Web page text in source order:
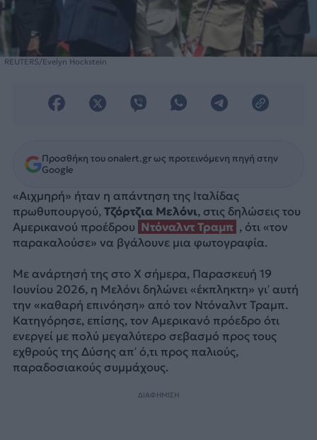
REUTERS/Evelyn Hockstein
Προσθήκη του onalert.gr ως προτεινόμενη πηγή στην
Google
«Αιχμηρή» ήταν η απάντηση της Ιταλίδας
πρωθυπουργού, Τζόρτζια Μελόνι, στις δηλώσεις του
Αμερικανού προέδρου Ντόναλντ Τραμπ , ότι «τον
παρακαλούσε» να βγάλουνε μια φωτογραφία.
Με ανάρτησή της στο Χ σήμερα, Παρασκευή 19
Ιουνίου 2026, η Μελόνι δηλώνει «έκπληκτη» γι’ αυτή
την «καθαρή επινόηση» από τον Ντόναλντ Τραμπ.
Κατηγόρησε, επίσης, τον Αμερικανό πρόεδρο ότι
ενεργεί με πολύ μεγαλύτερο σεβασμό προς τους
εχθρούς της Δύσης απ’ ό,τι προς παλιούς,
παραδοσιακούς συμμάχους.
ΔΙΑΦΗΜΙΣΗ